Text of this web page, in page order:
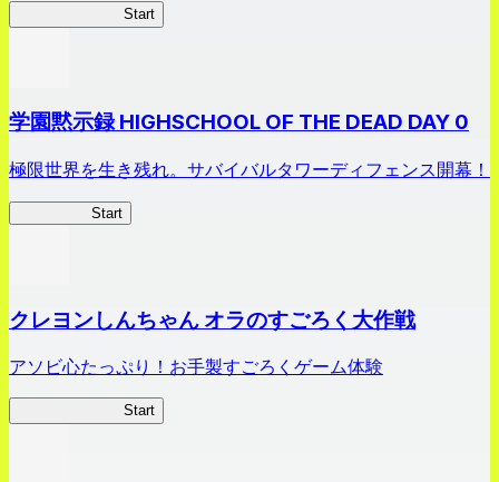
Start
学園黙示録 HIGHSCHOOL OF THE DEAD DAY 0
極限世界を生き残れ。サバイバルタワーディフェンス開幕！
Start
クレヨンしんちゃん オラのすごろく大作戦
アソビ心たっぷり！お手製すごろくゲーム体験
Start